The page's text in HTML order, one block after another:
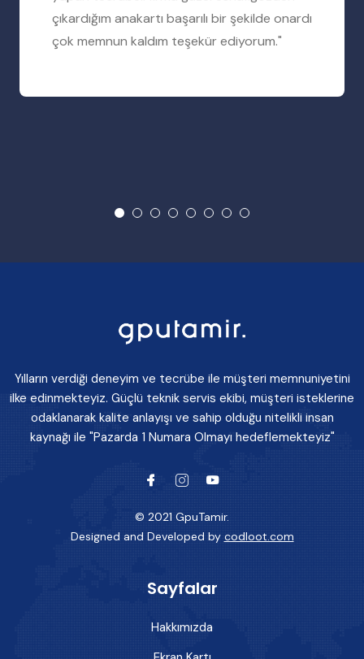
çıkardığım anakartı başarılı bir şekilde onardı
çok memnun kaldım teşekür ediyorum."
Yılların verdiği deneyim ve tecrübe ile müşteri memnuniyetini
ilke edinmekteyiz. Güçlü teknik servis ekibi, müşteri isteklerine
odaklanarak kalite anlayışı ve sahip olduğu nitelikli insan
kaynağı ile "Pazarda 1 Numara Olmayı hedeflemekteyiz"
© 2021 GpuTamir.
Designed and Developed by codloot.com
Sayfalar
Hakkımızda